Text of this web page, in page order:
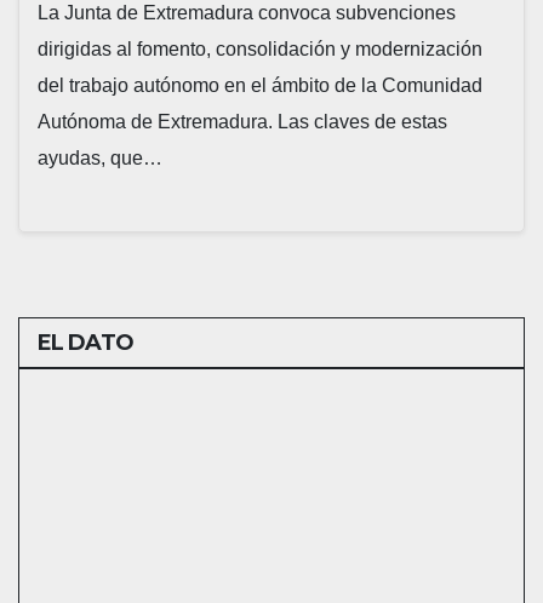
La Junta de Extremadura convoca subvenciones
dirigidas al fomento, consolidación y modernización
del trabajo autónomo en el ámbito de la Comunidad
Autónoma de Extremadura. Las claves de estas
ayudas, que…
EL DATO